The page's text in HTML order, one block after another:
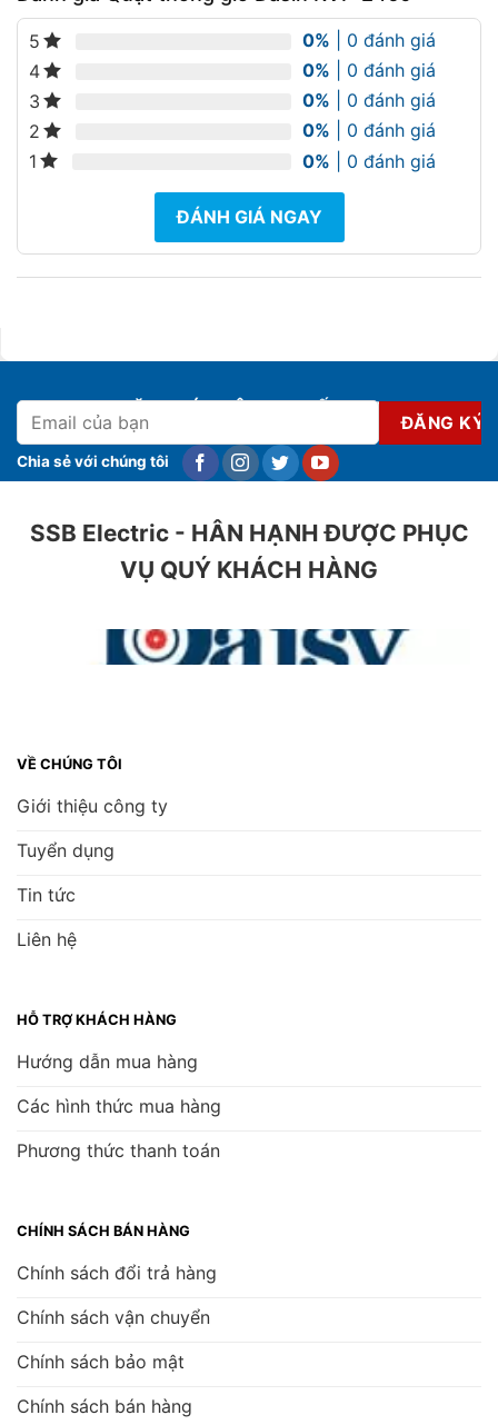
5 0% | 0 đánh giá
4
0% | 0 đánh giá
3
0% | 0 đánh giá
2
0% | 0 đánh giá
1
0% | 0 đánh giá
ĐÁNH GIÁ NGAY
ĐĂNG KÝ NHẬN KHUYẾN MẠI
Chia sẻ với chúng tôi
SSB Electric - HÂN HẠNH ĐƯỢC PHỤC
VỤ QUÝ KHÁCH HÀNG
VỀ CHÚNG TÔI
Giới thiệu công ty
Tuyển dụng
Tin tức
Liên hệ
HỖ TRỢ KHÁCH HÀNG
Hướng dẫn mua hàng
Các hình thức mua hàng
Phương thức thanh toán
CHÍNH SÁCH BÁN HÀNG
Chính sách đổi trả hàng
Chính sách vận chuyển
Chính sách bảo mật
Chính sách bán hàng